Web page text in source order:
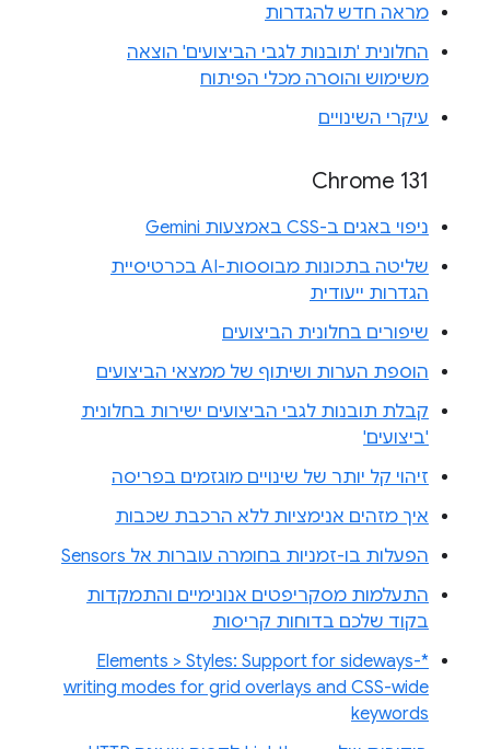
מראה חדש להגדרות
החלונית 'תובנות לגבי הביצועים' הוצאה
משימוש והוסרה מכלי הפיתוח
עיקרי השינויים
Chrome 131
ניפוי באגים ב-CSS באמצעות Gemini
שליטה בתכונות מבוססות-AI בכרטיסיית
הגדרות ייעודית
שיפורים בחלונית הביצועים
הוספת הערות ושיתוף של ממצאי הביצועים
קבלת תובנות לגבי הביצועים ישירות בחלונית
'ביצועים'
זיהוי קל יותר של שינויים מוגזמים בפריסה
איך מזהים אנימציות ללא הרכבת שכבות
הפעלות בו-זמניות בחומרה עוברות אל Sensors
התעלמות מסקריפטים אנונימיים והתמקדות
בקוד שלכם בדוחות קריסות
Elements > Styles: Support for sideways-*
writing modes for grid overlays and CSS-wide
keywords